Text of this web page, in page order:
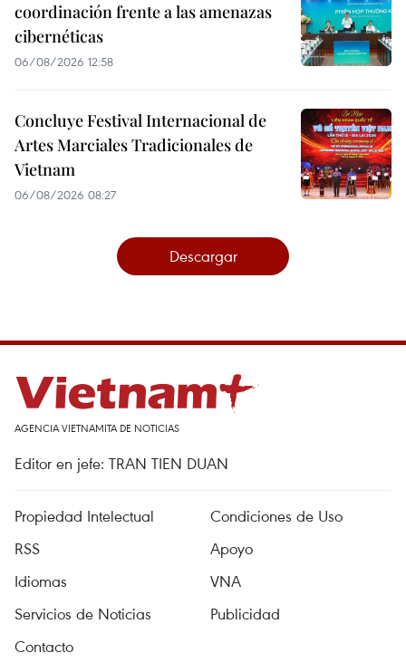
coordinación frente a las amenazas
cibernéticas
06/08/2026 12:58
Concluye Festival Internacional de
Artes Marciales Tradicionales de
Vietnam
06/08/2026 08:27
Descargar
AGENCIA VIETNAMITA DE NOTICIAS
Editor en jefe: TRAN TIEN DUAN
Propiedad Intelectual
Condiciones de Uso
RSS
Apoyo
Idiomas
VNA
Servicios de Noticias
Publicidad
Contacto